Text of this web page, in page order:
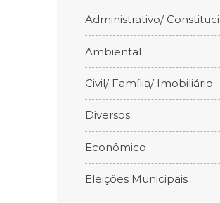
Administrativo/
Ambiental
Civil/ Família/ Imobiliário
Diversos
Econômico
Eleições Municipais